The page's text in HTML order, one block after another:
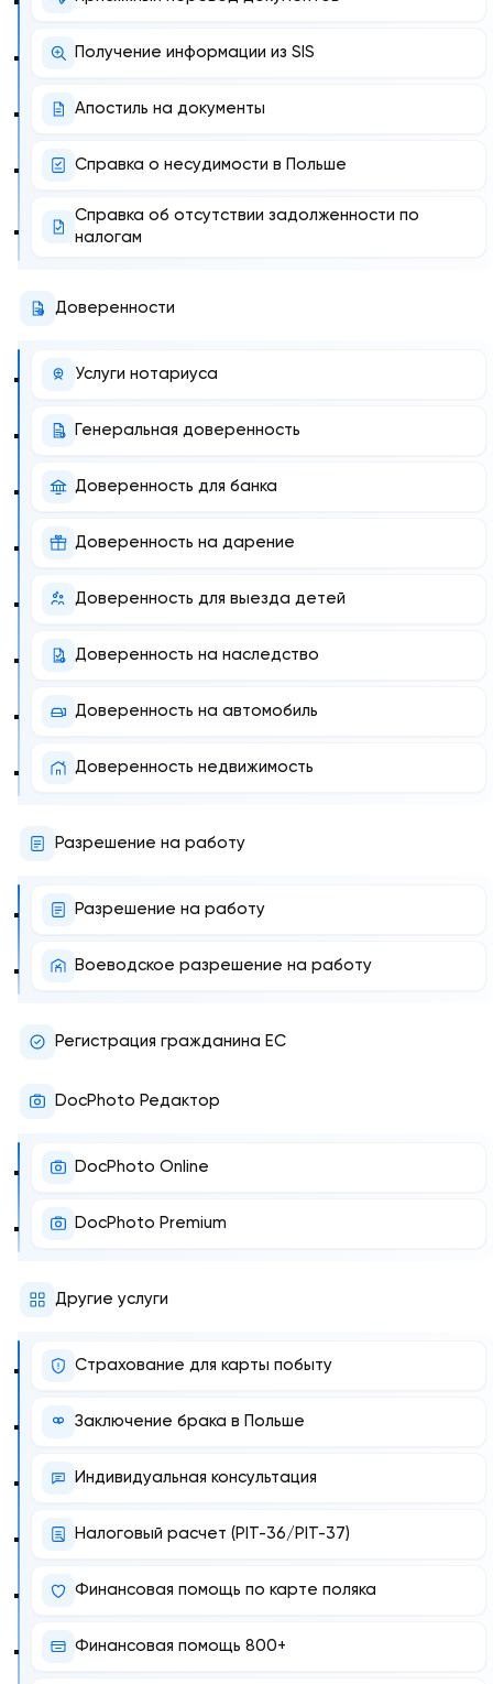
Получение информации из SIS
Апостиль на документы
Справка о несудимости в Польше
Справка об отсутствии задолженности по
налогам
Доверенности
Услуги нотариуса
Генеральная доверенность
Доверенность для банка
Доверенность на дарение
Доверенность для выезда детей
Доверенность на наследство
Доверенность на автомобиль
Доверенность недвижимость
Разрешение на работу
Разрешение на работу
Воеводское разрешение на работу
Регистрация гражданина ЕС
DocPhoto Редактор
DocPhoto Online
DocPhoto Premium
Другие услуги
Страхование для карты побыту
Заключение брака в Польше
Индивидуальная консультация
Налоговый расчет (PIT-36/PIT-37)
Финансовая помощь по карте поляка
Финансовая помощь 800+